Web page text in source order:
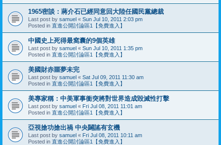
1965密談：蔣介石已經同意回大陸任國民黨總裁
Last post by samuel « Sun Jul 10, 2011 2:03 pm
Posted in 直進公開討論區1【免費進入】
中國史上死得最窩囊的9個英雄
Last post by samuel « Sun Jul 10, 2011 1:35 pm
Posted in 直進公開討論區1【免費進入】
美國財赤噩夢未完
Last post by samuel « Sat Jul 09, 2011 11:30 am
Posted in 直進公開討論區1【免費進入】
美專家稱：中美軍事衝突將對世界造成毀滅性打擊
Last post by samuel « Fri Jul 08, 2011 11:01 am
Posted in 直進公開討論區1【免費進入】
亞視搶功搶出禍 中央闢謠有玄機
Last post by samuel « Fri Jul 08, 2011 10:11 am
Posted in 直進公開討論區1【免費進入】